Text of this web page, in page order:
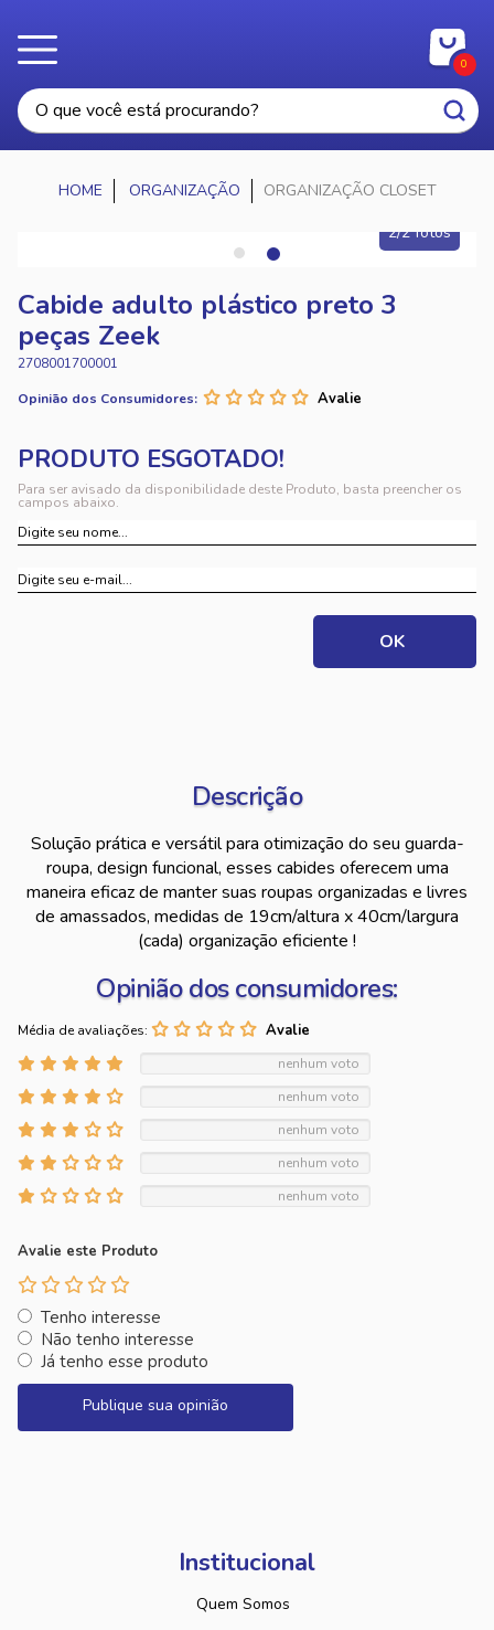
0
ORGANIZAÇÃO
ORGANIZAÇÃO CLOSET
2/2 fotos
Cabide adulto plástico preto 3
peças Zeek
2708001700001
Opinião dos Consumidores:
Para ser avisado da disponibilidade deste Produto, basta preencher os
campos abaixo.
Descrição
Solução prática e versátil para otimização do seu guarda-
roupa, design funcional, esses cabides oferecem uma
maneira eficaz de manter suas roupas organizadas e livres
de amassados, medidas de 19cm/altura x 40cm/largura
(cada) organização eficiente !
Opinião dos consumidores:
Média de avaliações:
nenhum voto
nenhum voto
nenhum voto
nenhum voto
nenhum voto
Avalie este Produto
Tenho interesse
Não tenho interesse
Já tenho esse produto
Publique sua opinião
Institucional
Quem Somos